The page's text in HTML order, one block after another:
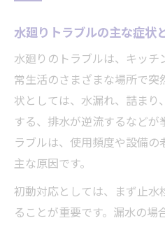
小田原市指定工事
る安心感
水道局指定業者一
よう
口コミと評判で選
ト
水廻り修理前に確
時間
安心の水廻り修理先が
水廻りトラブルの主な症状
水廻りのトラブルは、キッチ
常生活のさまざまな場所で突
状としては、水漏れ、詰まり
する、排水が逆流するなどが
ラブルは、使用頻度や設備
主な原因です。
初動対応としては、まず止水
ることが重要です。漏水の場